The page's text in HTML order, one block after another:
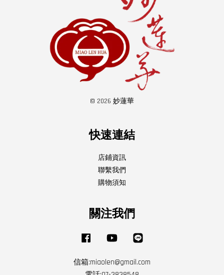
© 2026 妙蓮華
快速連結
店鋪資訊
聯繫我們
購物須知
關注我們
Facebook YouTube
信箱:miaolen@gmail.com